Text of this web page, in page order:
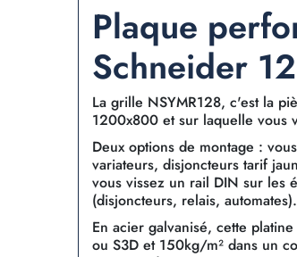
Plaque
Schneider
La grille NSYMR128, c'est la
1200x800 et sur laquelle vous
Deux options de montage :
variateurs, disjoncteurs tarif
vous vissez un rail DIN sur les
(disjoncteurs, relais, automates).
En acier galvanisé, cette
ou S3D et 150kg/m² dans un